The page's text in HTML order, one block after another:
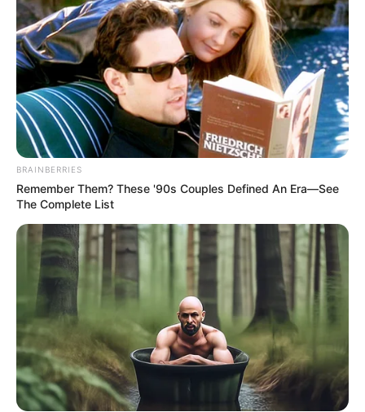
ความเชื่อโบราณเกี่ยวกับการเกิด จันทรุปราคา หมายถึง
วันพระจันทร์สีเลือด คนสมัยก่อนเมื่อเห็นก็เชื่อว่าพระราหู
มาอมดวงจันทร์ ตำนานมีว่า พระราหูกับพระจันทร์และ
พระอาทิตย์มีเรื่องโกรธเคืองกันอยู่ คือเมื่อครั้งเทวดากวน
น้ำอมฤต เทวดาพยายามกีดกันไม่ให้พวกอสูรได้ดื่มน้ำ
อมฤต แต่พระราหูซึ่งมีกำเนิดเป็นอสูรตระกูลแทตย์ได้
ปลอมตัวเป็นเทวดา และได้เล็ดลอดเข้าไปดื่มน้ำอมฤตนั้น
ได้สำเร็จ
ฝ่ายพระอาทิตย์และพระจันทร์ ซึ่งเป็นเทวดาอยู่ในที่
ประชุม เห็นพระราหูทำเช่นนั้น จึงทูลพระนารายณ์ให้ทรง
ทราบ พระนารายณ์กริ้วจึงเอาจักรขว้าง ถูกราหูขาดสอง
ท่อนแต่ก็ไม่ตาย เพราะได้ดื่มน้ำอมฤตเข้าไปแล้ว ท่อนหัว
กลายเป็นพระเกตุ (ตำนานว่าพระเกตุมีลูกเป็นดาวหาง
และผีพุ่งใต้)
BRAINBERRIES
Remember Them? These '90s Couples Defined An Era—See
The Complete List